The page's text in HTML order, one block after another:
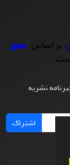
» بر اساس مجوز
نشریه
اشتراک